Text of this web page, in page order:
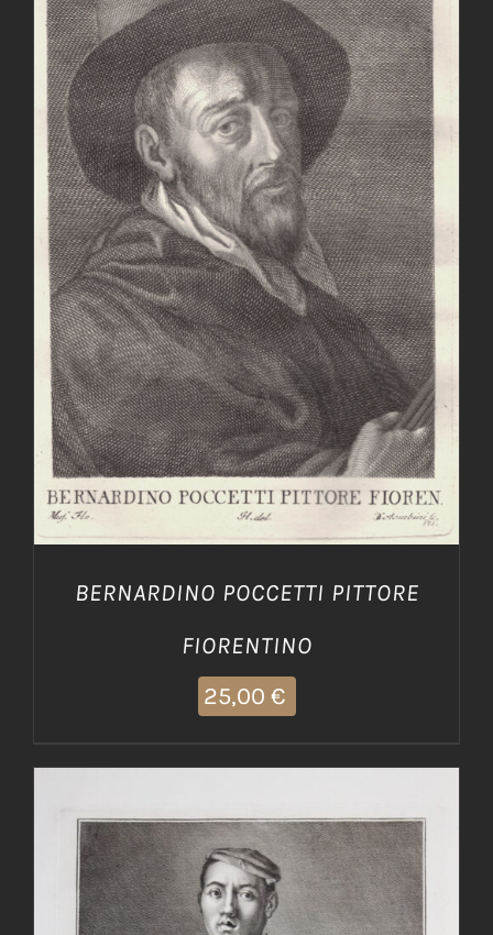
AGGIUNGI AL CARRELLO / DETTAGLI
BERNARDINO POCCETTI PITTORE
FIORENTINO
25,00 €